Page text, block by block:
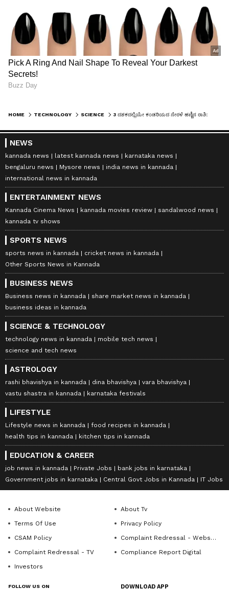
HOME TECHNOLOGY SCIENCE
NEWS
kannada news latest kannada news
karnataka news
bengaluru news
Mysore news
india news in kannada
international news in kannada
ENTERTAINMENT NEWS
Kannada Cinema News kannada movies review
sandalwood news
kannada tv shows
SPORTS NEWS
sports news in kannada
cricket news in kannada
Other Sports News in Kannada
BUSINESS NEWS
Business news in kannada
share market news in kannada
business ideas in kannada
SCIENCE & TECHNOLOGY
technology news in kannada
mobile tech news
science and tech news
ASTROLOGY
rashi bhavishya in kannada dina bhavishya
vara bhavishya
vastu shastra in kannada
karnataka festivals
LIFESTYLE
Lifestyle news in kannada
food recipes in kannada
health tips in kannada
kitchen tips in kannada
EDUCATION & CAREER
job news in kannada Private Jobs
bank jobs in karnataka
Government jobs in karnataka
Central Govt Jobs in Kannada IT Jobs
About Website
About Tv
Terms Of Use
Privacy Policy
CSAM Policy
Complaint Redressal - Website
Complaint Redressal - TV
Compliance Report Digital
Investors
FOLLOW US ON DOWNLOAD APP